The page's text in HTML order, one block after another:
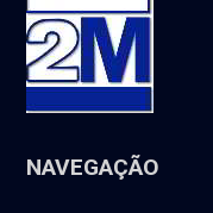
NAVEGAÇÃO